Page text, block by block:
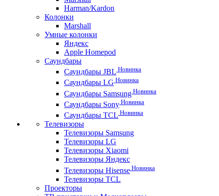
Harman/Kardon
Колонки
Marshall
Умные колонки
Яндекс
Apple Homepod
Саундбары
Саундбары JBL Новинка
Саундбары LG Новинка
Саундбары Samsung Новинка
Саундбары Sony Новинка
Саундбары TCL Новинка
Телевизоры
Телевизоры Samsung
Телевизоры LG
Телевизоры Xiaomi
Телевизоры Яндекс
Телевизоры Hisense Новинка
Телевизоры TCL
Проекторы